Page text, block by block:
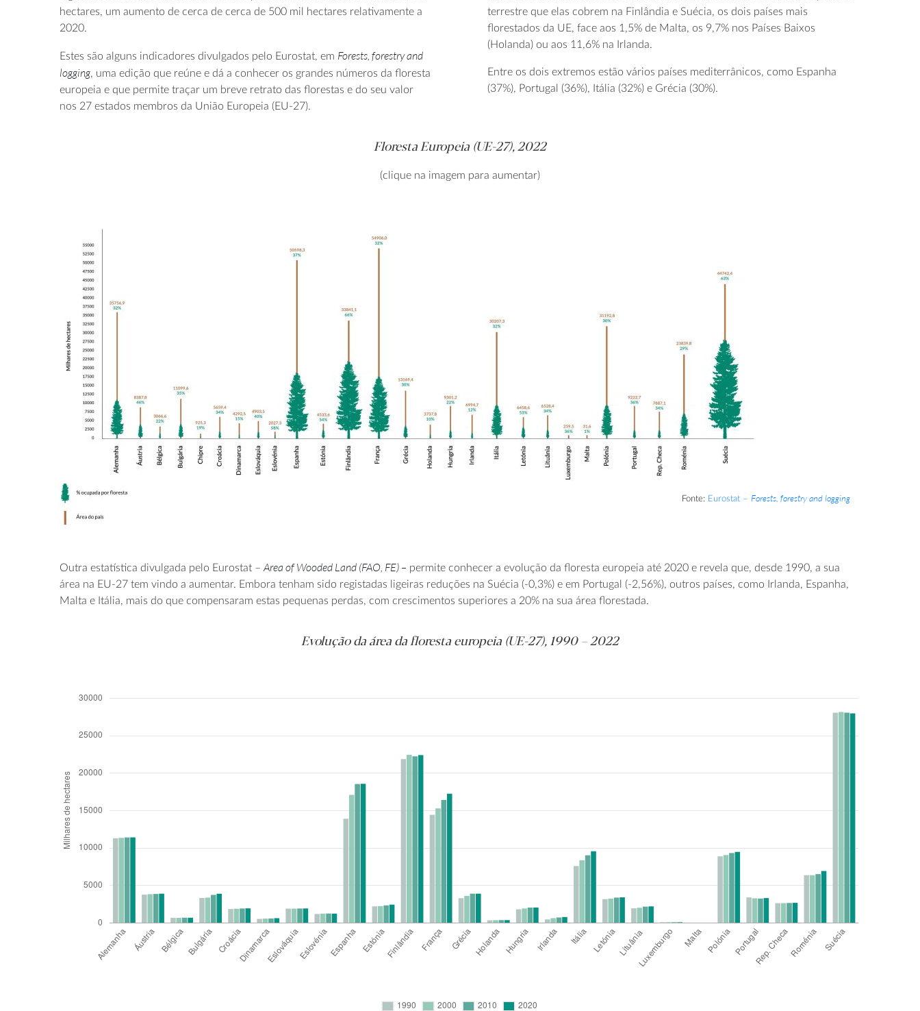
hectares, um aumento de cerca de cerca de 500 mil hectares relativamente a
2020.
Estes são alguns indicadores divulgados pelo Eurostat, em Forests, forestry and
logging, uma edição que reúne e dá a conhecer os grandes números da floresta
europeia e que permite traçar um breve retrato das florestas e do seu valor
nos 27 estados membros da União Europeia (EU-27).
terrestre que elas cobrem na Finlândia e Suécia, os dois países mais
florestados da UE, face aos 1,5% de Malta, os 9,7% nos Países Baixos
(Holanda) ou aos 11,6% na Irlanda.
Entre os dois extremos estão vários países mediterrânicos, como Espanha
(37%), Portugal (36%), Itália (32%) e Grécia (30%).
Floresta Europeia (UE-27), 2022
(clique na imagem para aumentar)
Fonte: Eurostat – Forests, forestry and logging
Outra estatística divulgada pelo Eurostat – Area of Wooded Land (FAO, FE) – permite conhecer a evolução da floresta europeia até 2020 e revela que, desde 1990, a sua
área na EU-27 tem vindo a aumentar. Embora tenham sido registadas ligeiras reduções na Suécia (-0,3%) e em Portugal (-2,56%), outros países, como Irlanda, Espanha,
Malta e Itália, mais do que compensaram estas pequenas perdas, com crescimentos superiores a 20% na sua área florestada.
Evolução da área da floresta europeia (UE-27), 1990 – 2022